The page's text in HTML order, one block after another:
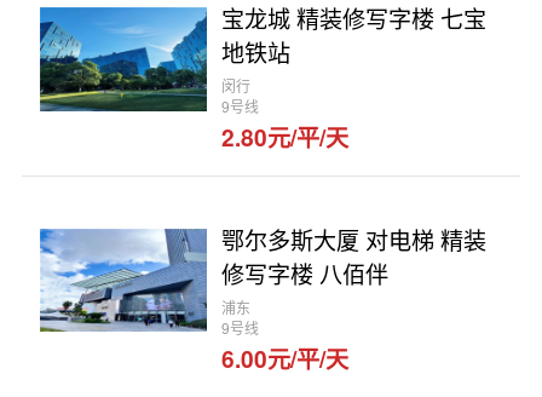
宝龙城 精装修写字楼 七宝
地铁站
闵行
9号线
2.80元/平/天
鄂尔多斯大厦 对电梯 精装
修写字楼 八佰伴
浦东
9号线
6.00元/平/天